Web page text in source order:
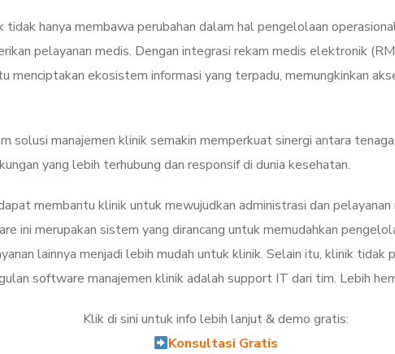
tidak hanya membawa perubahan dalam hal pengelolaan
pelayanan medis. Dengan integrasi rekam medis elektronik
menciptakan ekosistem informasi yang terpadu, memungkinkan
solusi manajemen klinik semakin memperkuat sinergi antara
yang lebih terhubung dan responsif di dunia kesehatan.
membantu klinik untuk mewujudkan administrasi dan
ini merupakan sistem yang dirancang untuk memudahkan
lainnya menjadi lebih mudah untuk klinik. Selain itu, klinik tidak
software manajemen klinik adalah support IT dari tim. Lebih
Klik di sini untuk info lebih lanjut & demo gratis:
Konsultasi Gratis